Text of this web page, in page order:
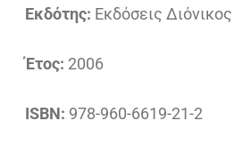
Εκδότης: Εκδόσεις Διόνικος
Έτος: 2006
ISBN: 978-960-6619-21-2